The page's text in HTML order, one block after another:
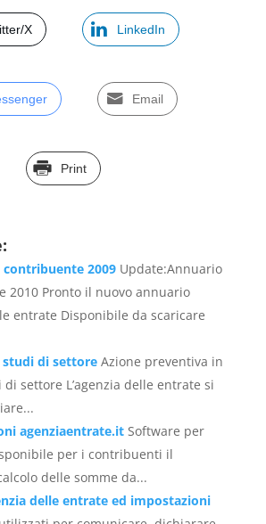
X LinkedIn
Email
Print
2009 Update:Annuario
2010 Pronto il nuovo annuario
entrate Disponibile da scaricare
di settore Azione preventiva in
settore L’agenzia delle entrate si
agenziaentrate.it Software per
per i contribuenti il
delle somme da...
delle entrate ed impostazioni